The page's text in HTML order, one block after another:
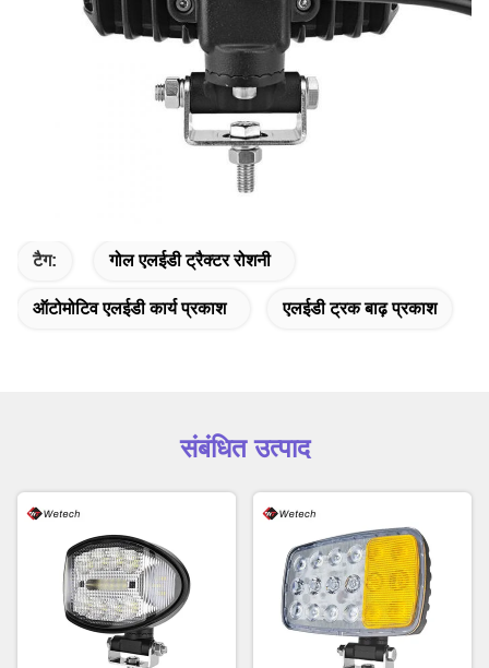
टैग: गोल एलईडी ट्रैक्टर रोशनी
ऑटोमोटिव एलईडी कार्य प्रकाश एलईडी ट्रक बाढ़ प्रकाश
संबंधित उत्पाद